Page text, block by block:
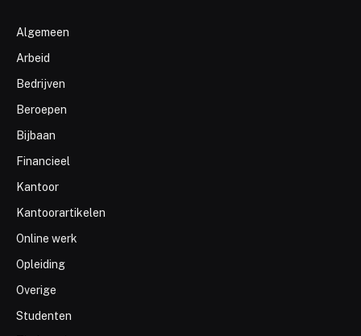
Algemeen
Arbeid
Bedrijven
Beroepen
Bijbaan
Financieel
Kantoor
Kantoorartikelen
Online werk
Opleiding
Overige
Studenten